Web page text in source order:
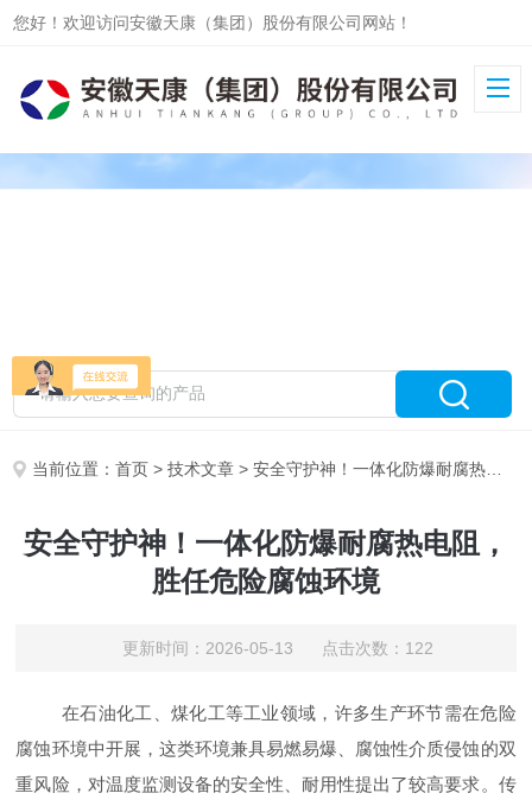
您好！欢迎访问安徽天康（集团）股份有限公司网站！
当前位置：首页 >技术文章 > 安全守护神！一体化防爆耐腐热电阻，胜任危险腐蚀环境
安全守护神！一体化防爆耐腐热电阻，
胜任危险腐蚀环境
更新时间：2026-05-13 点击次数：122
在石油化工、煤化工等工业领域，许多生产环节需在危险
腐蚀环境中开展，这类环境兼具易燃易爆、腐蚀性介质侵蚀的双
重风险，对温度监测设备的安全性、耐用性提出了较高要求。传